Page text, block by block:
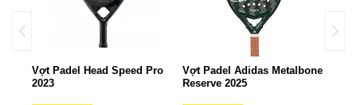
Vợt Padel Head Speed Pro
2023
Vợt Padel Adidas Metalbone
Reserve 2025